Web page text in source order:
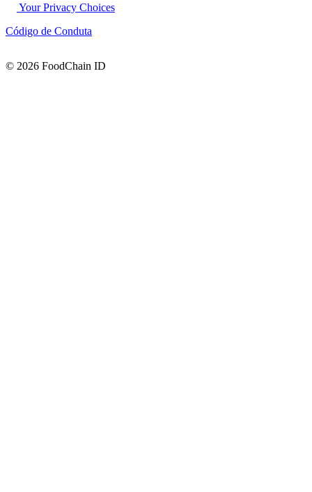
Your Privacy Choices
Código de Conduta
© 2026 FoodChain ID